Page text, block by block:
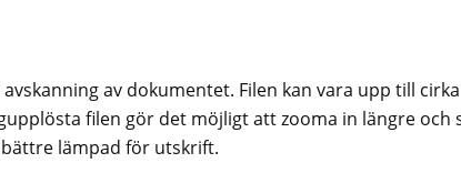
av dokumentet. Filen kan vara upp till
filen gör det möjligt att zooma in längre och
lämpad för utskrift.